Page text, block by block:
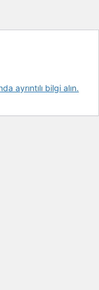
ayrıntılı bilgi alın.